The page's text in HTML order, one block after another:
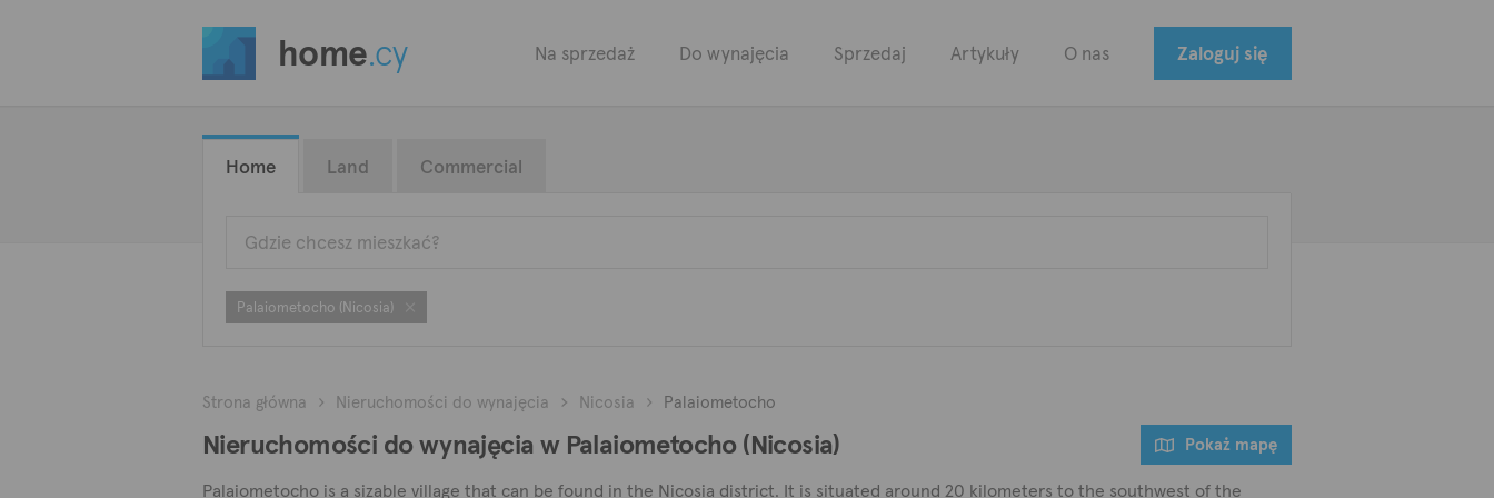
home.cy Na sprzedaż Do wynajęcia Sprzedaj Artykuły O nas Zaloguj się
Home Land Commercial
Palaiometocho (Nicosia)
Strona główna Nieruchomości do wynajęcia Nicosia Palaiometocho
Nieruchomości do wynajęcia w Palaiometocho (Nicosia) Pokaż mapę
Palaiometocho is a sizable village that can be found in the Nicosia district. It is situated around 20 kilometers to the southwest of the